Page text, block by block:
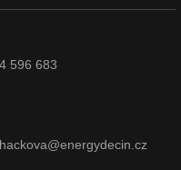
596 683